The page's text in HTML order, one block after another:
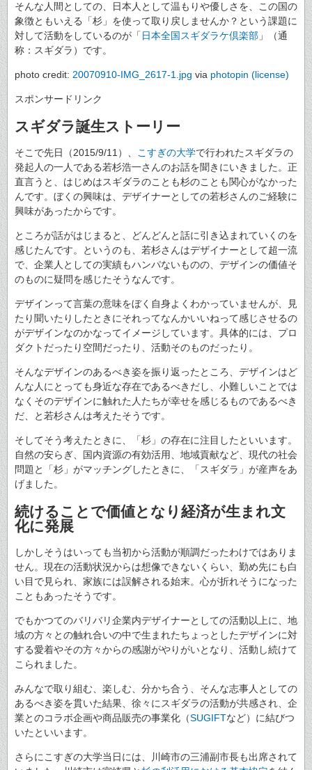
そんな人間としての、日本人として温もりや優しさを、この国の
象徴ともいえる「杉」を使って取り戻しませんか？という課題に
対して活動をしているのが「 日本全国スギダラケ倶楽部 」（通
称：スギダラ）です。
photo credit: 20070910-IMG_2617-1.jpg via photopin (license)
スポンサードリンク
スギダラ誕生ストーリー
そこで先日（2015/9/11）、 こすぎの大学で行われたスギダラの
発起人の一人である若杉浩一さんのお話を聞きにいきました。正
直言うと、はじめはスギダラのことも杉のことも関心がなかった
んです。ぼくの興味は、デザイナーとしての若杉さんのご経験に
興味があったからです。
ところが話がはじまると、どんどんと話に引き込まれていくのを
感じたんです。というのも、若杉さんはデザイナーとして超一流
で、企業人としての実績もハンパないものの、デザインの価値そ
のものに疑問を感じたそうなんです。
デザインって言葉の意味をぼく自身よくわかっていませんが、見
たり聞いたりしたときにそれってなんかいいねって感じさせるの
がデザインなのかなってイメージしています。具体的には、プロ
ダクトだったり空間だったり、活動そのものだったり。
そんなデザインのあるべき姿を振り返ったところ、デザインはど
んな人にとっても身近な存在であるべきだし、小難しいことでは
なくそのデザインに触れた人たちが幸せを感じるものであるべき
だ、と若杉さんは考えたそうです。
そしてそう考えたときに、「杉」の存在に注目したといいます。
自然の安らぎ、国内資源の有効活用、地域貢献など、現代の社会
問題と「杉」がマッチングしたときに、「スギダラ」が産声をあ
げました。
続けることで価値となり経済が生まれ文
化に発展
しかしそうはいっても当初から活動が順調だったわけではありま
せん。現在の活動状況からは想像できないくらい、勤め先にも白
い目で見られ、家族には誤解される始末。心が折れそうになった
こともあったそうです。
でもかつてのバリバリ企業内デザイナーとしての活動以上に、地
域の方々との触れ合いの中で生まれたちょっとしたデザインに対
する愛着やその方々からの感謝がやりがいとなり、活動し続けて
こられました。
みんなで取り組む、楽しむ、分かち合う、そんな志事人としての
あるべき姿を貫いた結果、徐々にスギダラの活動が共感され、企
業とのコラボ企画や商品販売の事業化（SUGIFTなど）に結びつ
いたといいます。
さらにこすぎの大学当日には、川崎市の三浦副市長も出席されて